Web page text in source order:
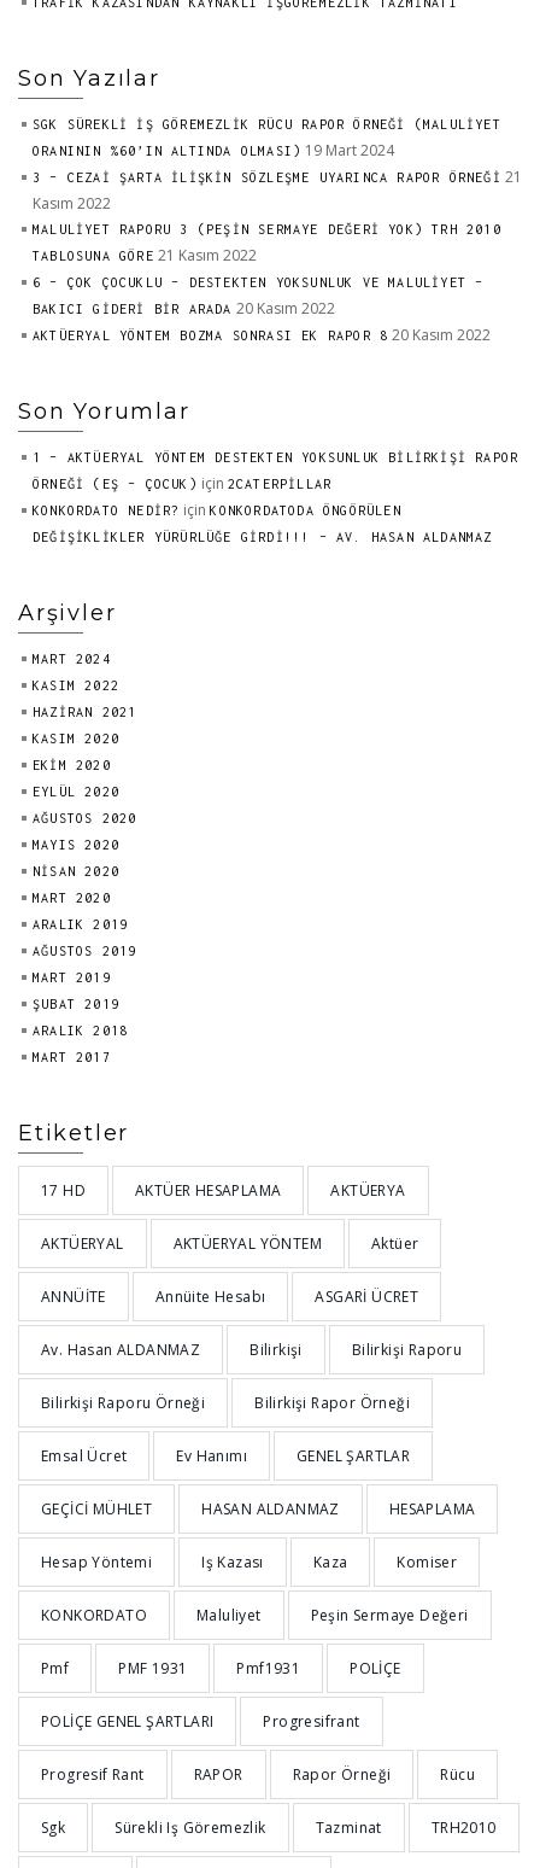
Son Yazılar
SGK SÜREKLİ İŞ GÖREMEZLİK RÜCU RAPOR ÖRNEĞİ (MALULİYET
ORANININ %60’IN ALTINDA OLMASI) 19 Mart 2024
3 – CEZAİ ŞARTA İLİŞKİN SÖZLEŞME UYARINCA RAPOR ÖRNEĞİ 21
Kasım 2022
MALULİYET RAPORU 3 (PEŞİN SERMAYE DEĞERİ YOK) TRH 2010
TABLOSUNA GÖRE 21 Kasım 2022
6 – ÇOK ÇOCUKLU – DESTEKTEN YOKSUNLUK VE MALULİYET –
BAKICI GİDERİ BİR ARADA 20 Kasım 2022
AKTÜERYAL YÖNTEM BOZMA SONRASI EK RAPOR 8 20 Kasım 2022
Son Yorumlar
1 – AKTÜERYAL YÖNTEM DESTEKTEN YOKSUNLUK BİLİRKİŞİ RAPOR
ÖRNEĞİ (EŞ – ÇOCUK) için 2CATERPILLAR
KONKORDATO NEDİR? içinKONKORDATODA ÖNGÖRÜLEN
DEĞİŞİKLİKLER YÜRÜRLÜĞE GİRDİ!!! – AV. HASAN ALDANMAZ
Arşivler
MART 2024
KASIM 2022
HAZIRAN 2021
KASIM 2020
EKIM 2020
EYLÜL 2020
AĞUSTOS 2020
MAYIS 2020
NISAN 2020
MART 2020
ARALIK 2019
AĞUSTOS 2019
MART 2019
ŞUBAT 2019
ARALIK 2018
MART 2017
Etiketler
17 HD AKTÜER HESAPLAMA AKTÜERYA
AKTÜERYAL AKTÜERYAL YÖNTEM Aktüer
ANNÜİTE Annüite Hesabı ASGARİ ÜCRET
Av. Hasan ALDANMAZ Bilirkişi Bilirkişi Raporu
Bilirkişi Raporu Örneği Bilirkişi Rapor Örneği
Emsal Ücret Ev Hanımı GENEL ŞARTLAR
GEÇİCİ MÜHLET HASAN ALDANMAZ HESAPLAMA
Hesap Yöntemi Iş Kazası Kaza Komiser
KONKORDATO Maluliyet Peşin Sermaye Değeri
Pmf PMF 1931 Pmf1931 POLİÇE
POLİÇE GENEL ŞARTLARI Progresifrant
Progresif Rant RAPOR Rapor Örneği Rücu
Sgk Sürekli Iş Göremezlik Tazminat TRH2010